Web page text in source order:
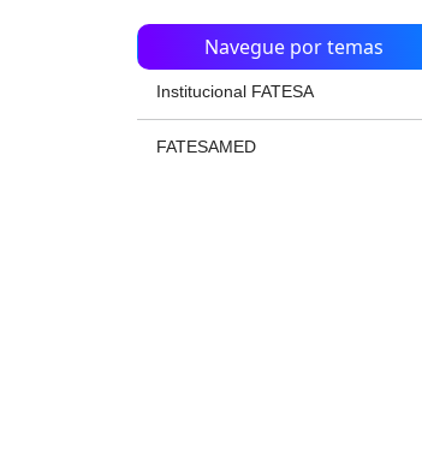
Navegue por temas
Institucional FATESA
FATESAMED